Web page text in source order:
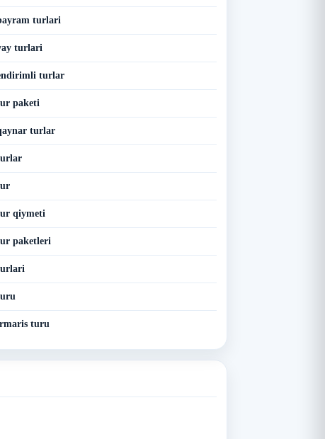
turlari
turlari
turlar
paketi
turlar
qiymeti
paketleri
turu